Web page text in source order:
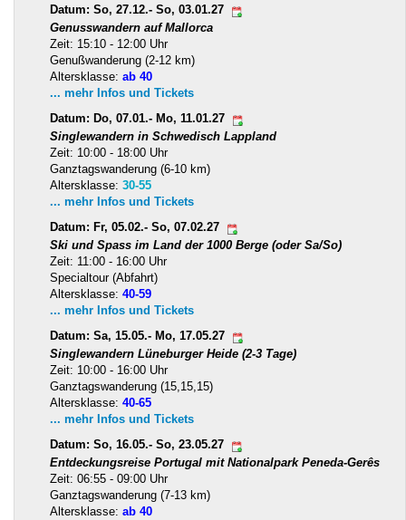
Datum: So, 27.12.- So, 03.01.27
Genusswandern auf Mallorca
Zeit: 15:10 - 12:00 Uhr
Genußwanderung (2-12 km)
Altersklasse: ab 40
... mehr Infos und Tickets
Datum: Do, 07.01.- Mo, 11.01.27
Singlewandern in Schwedisch Lappland
Zeit: 10:00 - 18:00 Uhr
Ganztagswanderung (6-10 km)
Altersklasse: 30-55
... mehr Infos und Tickets
Datum: Fr, 05.02.- So, 07.02.27
Ski und Spass im Land der 1000 Berge (oder Sa/So)
Zeit: 11:00 - 16:00 Uhr
Specialtour (Abfahrt)
Altersklasse: 40-59
... mehr Infos und Tickets
Datum: Sa, 15.05.- Mo, 17.05.27
Singlewandern Lüneburger Heide (2-3 Tage)
Zeit: 10:00 - 16:00 Uhr
Ganztagswanderung (15,15,15)
Altersklasse: 40-65
... mehr Infos und Tickets
Datum: So, 16.05.- So, 23.05.27
Entdeckungsreise Portugal mit Nationalpark Peneda-Gerês
Zeit: 06:55 - 09:00 Uhr
Ganztagswanderung (7-13 km)
Altersklasse: ab 40